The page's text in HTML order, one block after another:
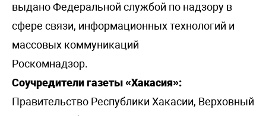
выдано Федеральной службой по надзору в
сфере связи, информационных технологий и
массовых коммуникаций
Роскомнадзор.
Соучредители газеты «Хакасия»:
Правительство Республики Хакасии, Верховный